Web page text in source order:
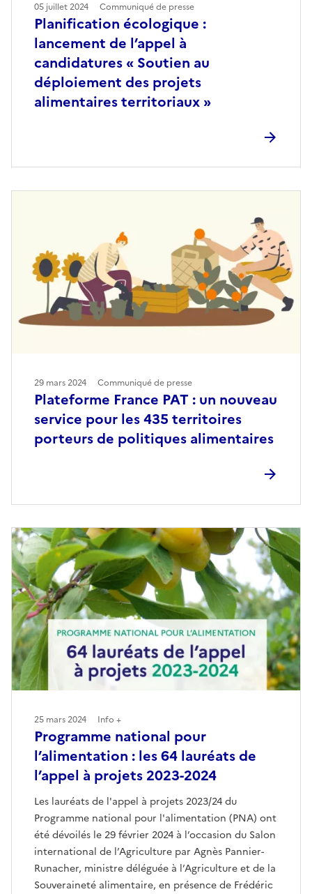
Planification écologique :
lancement de l’appel à
candidatures « Soutien au
déploiement des projets
alimentaires territoriaux »
05 juillet 2024 Communiqué de presse
Plateforme France PAT : un nouveau
service pour les 435 territoires
porteurs de politiques alimentaires
29 mars 2024 Communiqué de presse
Programme national pour
l’alimentation : les 64 lauréats de
l’appel à projets 2023-2024
Les lauréats de l'appel à projets 2023/24 du
Programme national pour l'alimentation (PNA) ont
été dévoilés le 29 février 2024 à l’occasion du Salon
international de l’Agriculture par Agnès Pannier-
Runacher, ministre déléguée à l’Agriculture et de la
Souveraineté alimentaire, en présence de Frédéric
25 mars 2024 Info +